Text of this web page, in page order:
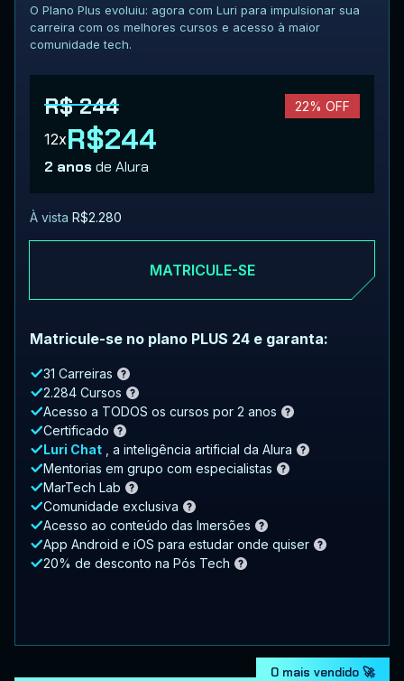
O Plano Plus evoluiu: agora com Luri para impulsionar sua
carreira com os melhores cursos e acesso à maior
comunidade tech.
R$ 244 22% OFF
12xR$244
2 anosde Alura
À vista R$2.280
MATRICULE-SE
Matricule-se no plano PLUS 24 e garanta:
31 Carreiras
2.284 Cursos
Acesso a TODOS os cursos por 2 anos
Certificado
Luri Chat
, a inteligência artificial da Alura
Mentorias em grupo com especialistas
MarTech Lab
Comunidade exclusiva
Acesso ao conteúdo das Imersões
App Android e iOS para estudar onde quiser
20% de desconto na Pós Tech
O mais vendido 🚀